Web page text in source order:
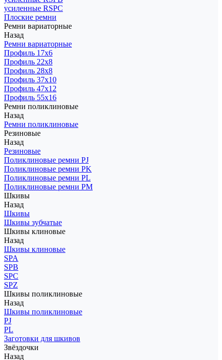
усиленные RSPC
Плоские ремни
Ремни вариаторные
Назад
Ремни вариаторные
Профиль 17x6
Профиль 22x8
Профиль 28x8
Профиль 37x10
Профиль 47x12
Профиль 55x16
Ремни поликлиновые
Назад
Ремни поликлиновые
Резиновые
Назад
Резиновые
Поликлиновые ремни PJ
Поликлиновые ремни PK
Поликлиновые ремни PL
Поликлиновые ремни PM
Шкивы
Назад
Шкивы
Шкивы зубчатые
Шкивы клиновые
Назад
Шкивы клиновые
SPA
SPB
SPC
SPZ
Шкивы поликлиновые
Назад
Шкивы поликлиновые
PJ
PL
Заготовки для шкивов
Звёздочки
Назад